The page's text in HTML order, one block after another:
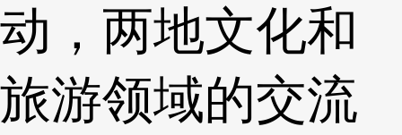
动，两地文化和
旅游领域的交流